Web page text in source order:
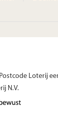
Loterij
N.V.